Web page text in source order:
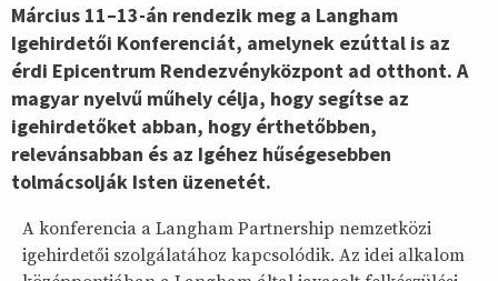
Március 11–13-án rendezik meg a Langham
Igehirdetői Konferenciát, amelynek ezúttal is az
érdi Epicentrum Rendezvényközpont ad otthont. A
magyar nyelvű műhely célja, hogy segítse az
igehirdetőket abban, hogy érthetőbben,
relevánsabban és az Igéhez hűségesebben
tolmácsolják Isten üzenetét.
A konferencia a Langham Partnership nemzetközi
igehirdetői szolgálatához kapcsolódik. Az idei alkalom